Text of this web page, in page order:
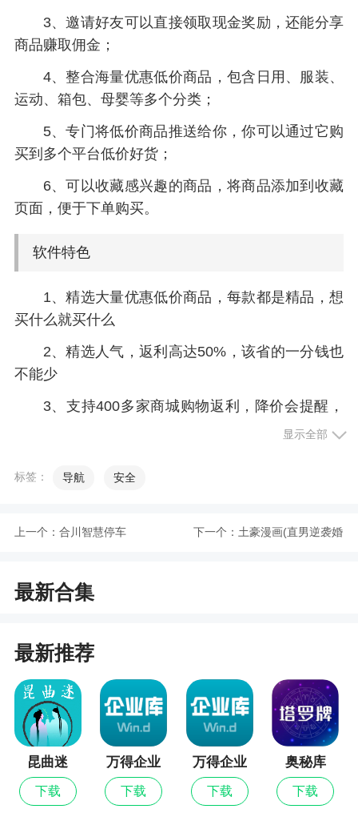
3、邀请好友可以直接领取现金奖励，还能分享
商品赚取佣金；
4、整合海量优惠低价商品，包含日用、服装、
运动、箱包、母婴等多个分类；
5、专门将低价商品推送给你，你可以通过它购
买到多个平台低价好货；
6、可以收藏感兴趣的商品，将商品添加到收藏
页面，便于下单购买。
软件特色
1、精选大量优惠低价商品，每款都是精品，想
买什么就买什么
2、精选人气，返利高达50%，该省的一分钱也
不能少
3、支持400多家商城购物返利，降价会提醒，
简单
小编评价
查购物返利更简易
提示，随时拿购物返利
3、两京app下载，一款将经营与换购相结合的
全新社交电商平台，通过两京app用户可以享受线上
线下商业联盟服务，更多优惠更多商品，感兴趣就
来下载
更新日志
显示全部
标签： 导航 安全
上一个： 合川智慧停车 下一个： 土豪漫画(直男逆袭婚
最新合集
最新推荐
昆曲迷
下载
万得企业
库最新版
下载
万得企业
库
下载
奥秘库
下载